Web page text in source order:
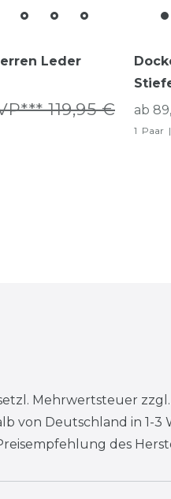
Leder
119,95 € ab
1 Paar
Mehrwertsteuer zzgl.
von Deutschland in 1-3
des